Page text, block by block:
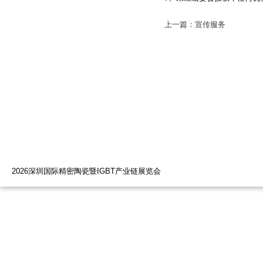
上一篇：宣传服务
2026深圳国际精密陶瓷暨IGBT产业链展览会